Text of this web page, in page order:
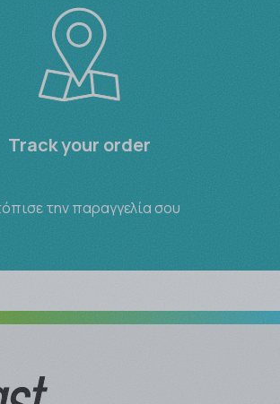
Track your order
την παραγγελία σου